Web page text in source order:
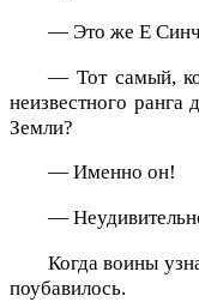
— Это же Е
— Тот самый,
неизвестного
Земли?
— Именно он!
—
Когда воины
поубавилось.